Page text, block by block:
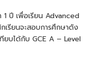
1 ปี เพื่อเรียน Advanced
รียนจะสอบการศึกษาดัง
ยบได้กับ GCE A – Level